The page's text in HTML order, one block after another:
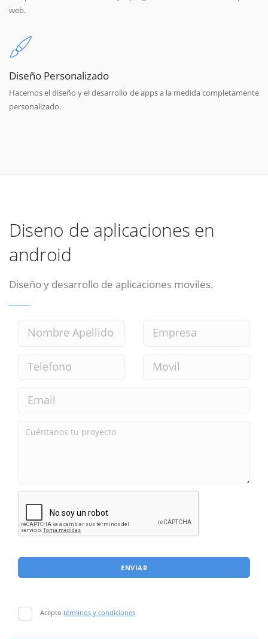
web.
Diseño Personalizado
Hacemos el diseño y el desarrollo de apps a la medida completamente
personalizado.
Diseno de aplicaciones en
android
Diseño y desarrollo de aplicaciones moviles.
ENVIAR
Acepto términos y condiciones